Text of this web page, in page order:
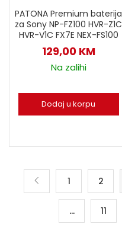
PATONA Premium baterija
za Sony NP-FZ100 HVR-Z1C
HVR-V1C FX7E NEX-FS100
129,00 KM
Na zalihi
Dodaj u korpu
1 2
… 11